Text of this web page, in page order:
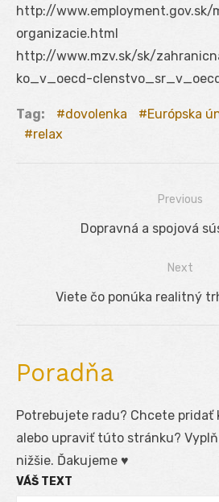
http://www.employment.gov.sk/
organizacie.html
http://www.mzv.sk/sk/
ko_v_oecd-
Tag: dovolenka Európska
relax
Navigácia
Previous
Previous
Dopravná a spojová
Next
Next
Viete čo ponúka realitný
Poradňa
Potrebujete radu? Chcete pridať
alebo upraviť túto stránku?
nižšie. Ďakujeme ♥
VÁŠ TEXT